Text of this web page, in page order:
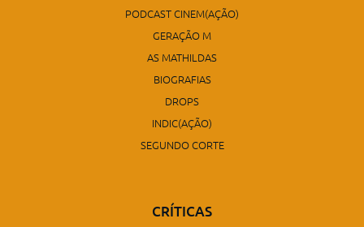
PODCAST CINEM(AÇÃO)
GERAÇÃO M
AS MATHILDAS
BIOGRAFIAS
DROPS
INDIC(AÇÃO)
SEGUNDO CORTE
CRÍTICAS